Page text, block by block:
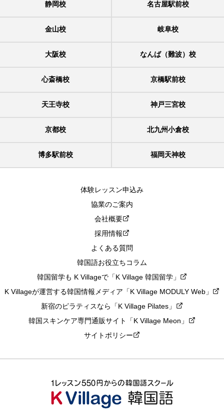
静岡校 名古屋駅前校
金山校 岐阜校
大阪校 なんば（難波）校
心斎橋校 京橋駅前校
天王寺校 神戸三宮校
京都校 北九州小倉校
博多駅前校 福岡天神校
体験レッスン申込み
協業のご案内
会社概要
採用情報
よくある質問
韓国語お役立ちコラム
韓国留学も K Villageで「K Village 韓国留学」
K Villageが運営する韓国情報メディア「K Village MODULY Web」
新宿のピラティスなら「K Village Pilates」
韓国スキンケア専門通販サイト「K Village Meon」
サイトポリシー